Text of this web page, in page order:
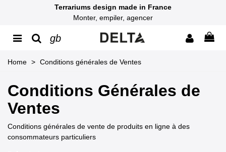
Terrariums design made in France
Monter, empiler, agencer
gb
Home > Conditions générales de Ventes
Conditions Générales de
Ventes
Conditions générales de vente de produits en ligne à des
consommateurs particuliers